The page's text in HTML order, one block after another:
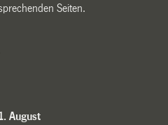
Seiten.
August